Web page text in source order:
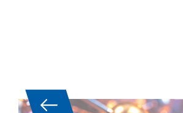
(HEA): Analiza
właściwości